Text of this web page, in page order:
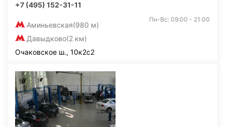
+7 (495) 152-31-11
Аминьевская(980 м)
Давыдково(2 км)
Пн-Вс: 09:00 - 21:00
Очаковское ш., 10к2с2